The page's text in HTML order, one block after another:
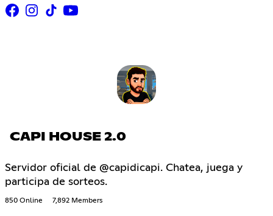
CAPI HOUSE 2.0
Servidor oficial de @capidicapi. Chatea, juega y
participa de sorteos.
850 Online 7,892 Members